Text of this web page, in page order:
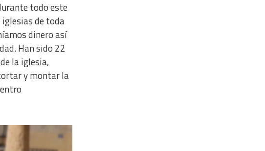
todo este
iglesias de toda
dinero así
Han sido 22
la iglesia,
y montar la